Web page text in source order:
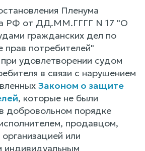
Пленума
РФ от ДД.ММ.ГГГГ N 17 "О
гражданских дел по
потребителей"
удовлетворении судом
в связи с нарушением
Законом о защите
, которые не были
добровольном порядке
продавцом,
или
индивидуальным